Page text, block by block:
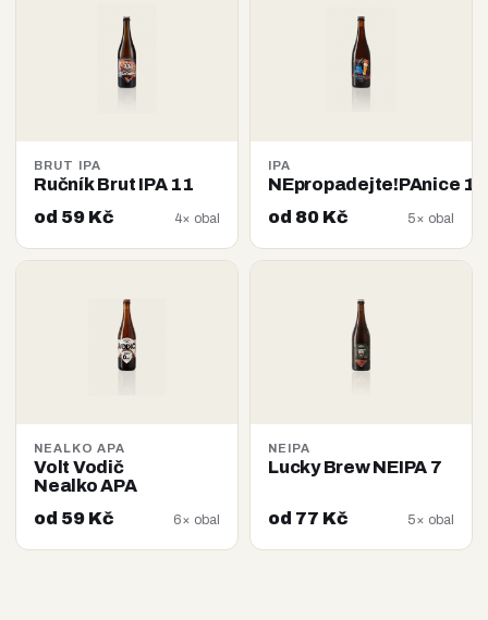
BRUT IPA
Ručník Brut IPA 11
od 59 Kč
4× obal
IPA
NEpropadejte!PAnice 14
od 80 Kč
5× obal
NEALKO APA
Volt Vodič
Nealko APA
od 59 Kč
6× obal
NEIPA
Lucky Brew NEIPA 7
od 77 Kč 5× obal